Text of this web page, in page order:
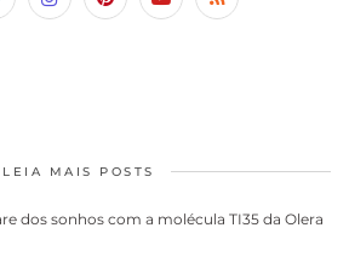
LEIA MAIS POSTS
dos sonhos com a molécula TI35 da Olera